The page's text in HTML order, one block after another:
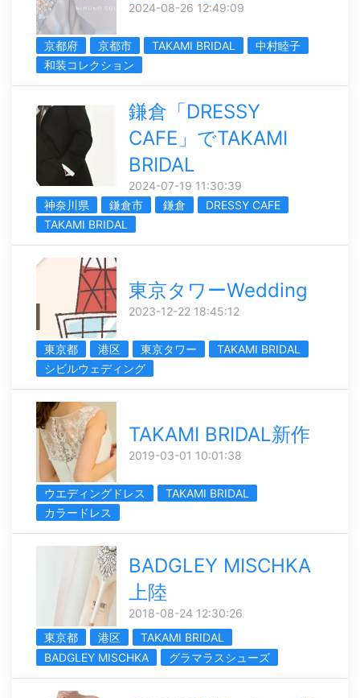
2024-08-26 12:49:09
京都府 京都市 TAKAMI BRIDAL
中村睦子
和装コレクション
鎌倉「DRESSY
CAFE」でTAKAMI
BRIDAL
2024-07-19 11:30:39
神奈川県
鎌倉市 鎌倉
DRESSY CAFE
TAKAMI BRIDAL
東京タワーWedding
2023-12-22 18:45:12
東京都 港区 東京タワー
TAKAMI BRIDAL
シビルウェディング
TAKAMI BRIDAL新作
2019-03-01 10:01:38
ウエディングドレス
TAKAMI BRIDAL
カラードレス
BADGLEY MISCHKA
上陸
2018-08-24 12:30:26
東京都
港区
TAKAMI BRIDAL
BADGLEY MISCHKA
グラマラスシューズ